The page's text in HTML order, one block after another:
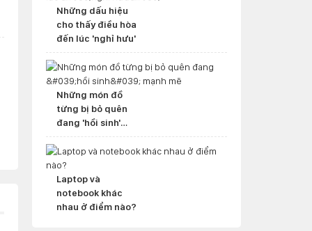
Những dấu hiệu
cho thấy điều hòa
đến lúc 'nghỉ hưu'
Những món đồ
từng bị bỏ quên
đang 'hồi sinh'
mạnh mẽ
Laptop và
notebook khác
nhau ở điểm nào?